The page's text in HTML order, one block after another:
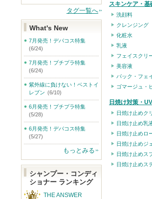
スキンケア・基
洗顔料
クレンジング
化粧水
乳液
フェイスクリ
美容液
パック・フェ
ゴマージュ・
日焼け対策・
日焼け止めク
日焼け止め乳
日焼け止めロ
日焼け止めジ
日焼け止めス
日焼け止めス
タグ一覧へ
What's New
7月発売！デパコス特集
(6/24)
7月発売！プチプラ特集
(6/24)
紫外線に負けない！ベストイ
レブン (6/10)
6月発売！プチプラ特集
(5/28)
6月発売！デパコス特集
(5/27)
もっとみる
シャンプー・コンディ
ショナー ランキング
THE ANSWER